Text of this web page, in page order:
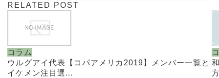
RELATED POST
コラム
ウルグアイ代表【コパアメリカ2019】メンバー一覧と
イケメン注目選...